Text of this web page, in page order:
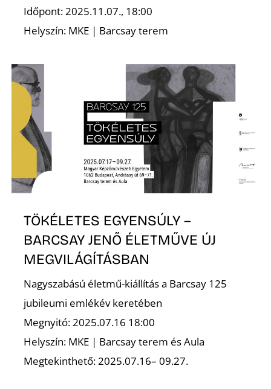
Időpont: 2025.11.07., 18:00
Helyszín: MKE | Barcsay terem
TÖKÉLETES EGYENSÚLY –
BARCSAY JENŐ ÉLETMŰVE ÚJ
MEGVILÁGÍTÁSBAN
Nagyszabású életmű-kiállítás a Barcsay 125
jubileumi emlékév keretében
Megnyitó: 2025.07.16 18:00
Helyszín: MKE | Barcsay terem és Aula
Megtekinthető: 2025.07.16– 09.27.